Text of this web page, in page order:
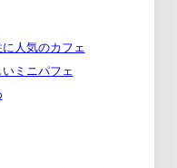
人気のカフェ
ミニパフェ